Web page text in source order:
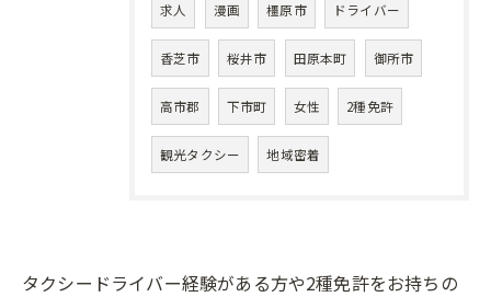
求人 漫画 橿原市 ドライバー
香芝市 桜井市 田原本町 御所市
高市郡 下市町 女性 2種免許
観光タクシー 地域密着
タクシードライバー経験がある方や2種免許をお持ちの